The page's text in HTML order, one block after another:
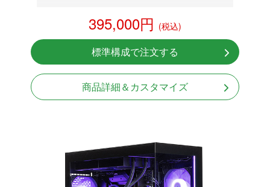
NVMeSSD 1TB
無線LAN Bluetooth対応
Windows11 Home 64bit
395,000円 (税込)
標準構成で注文する
商品詳細＆カスタマイズ